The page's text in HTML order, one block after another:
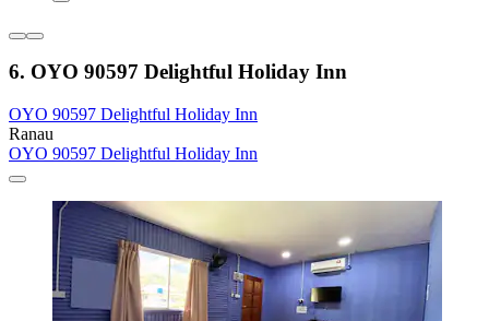
6. OYO 90597 Delightful Holiday Inn
OYO 90597 Delightful Holiday Inn
Ranau
OYO 90597 Delightful Holiday Inn